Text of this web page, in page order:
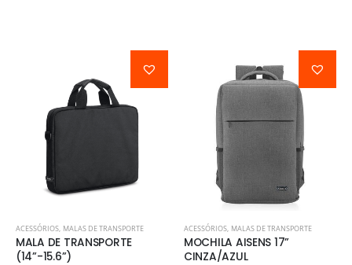
ACESSÓRIOS, MALAS DE TRANSPORTE
MALA DE TRANSPORTE
(14”-15.6”)
ACESSÓRIOS, MALAS DE TRANSPORTE
MOCHILA AISENS 17”
CINZA/AZUL